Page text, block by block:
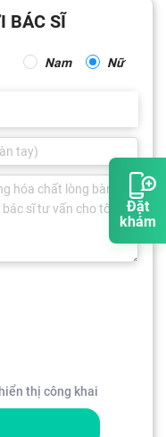
Đặt
khám
BÁC SĨ
Nam Nữ
thị công khai